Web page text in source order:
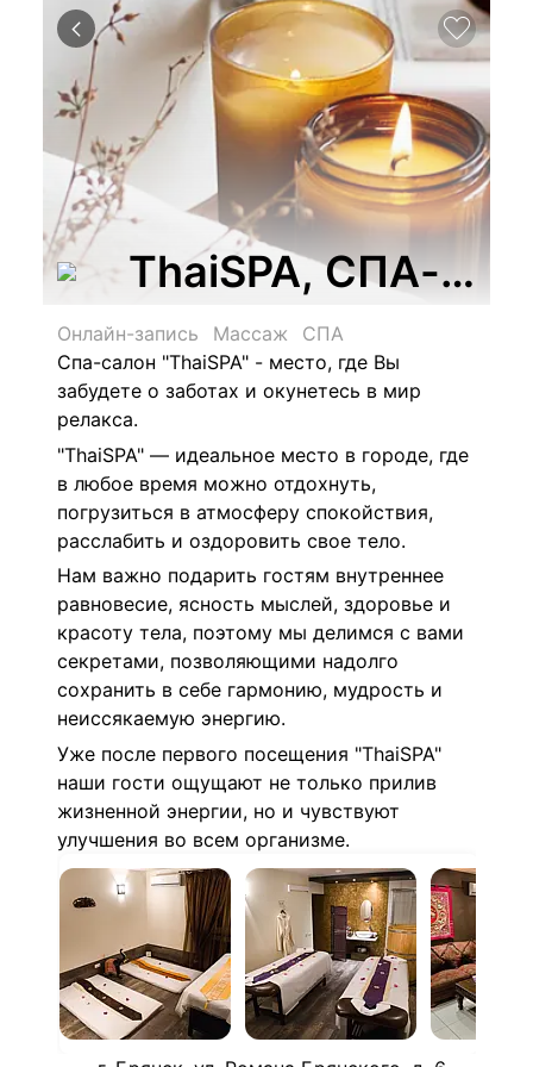
ThaiSPA, СПА-
Онлайн-запись Массаж
СПА
Спа-салон "ThaiSPA" - место, где Вы
забудете о заботах и окунетесь в мир
релакса.
"ThaiSPA" — идеальное место в городе, где
в любое время можно отдохнуть,
погрузиться в атмосферу спокойствия,
расслабить и оздоровить свое тело.
Нам важно подарить гостям внутреннее
равновесие, ясность мыслей, здоровье и
красоту тела, поэтому мы делимся с вами
секретами, позволяющими надолго
сохранить в себе гармонию, мудрость и
неиссякаемую энергию.
Уже после первого посещения "ThaiSPA"
наши гости ощущают не только прилив
жизненной энергии, но и чувствуют
улучшения во всем организме.